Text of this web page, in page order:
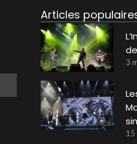
Articles
3
15